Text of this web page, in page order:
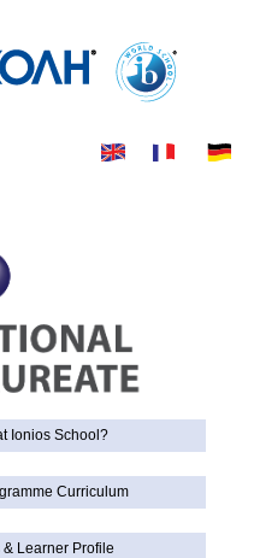
Ionios School?
Curriculum
& Learner Profile